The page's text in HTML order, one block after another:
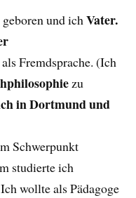
geboren und ichVater.
Fremdsprache. (Ich
zu
in Dortmund und
Schwerpunkt
studierte ich
wollte als Pädagoge